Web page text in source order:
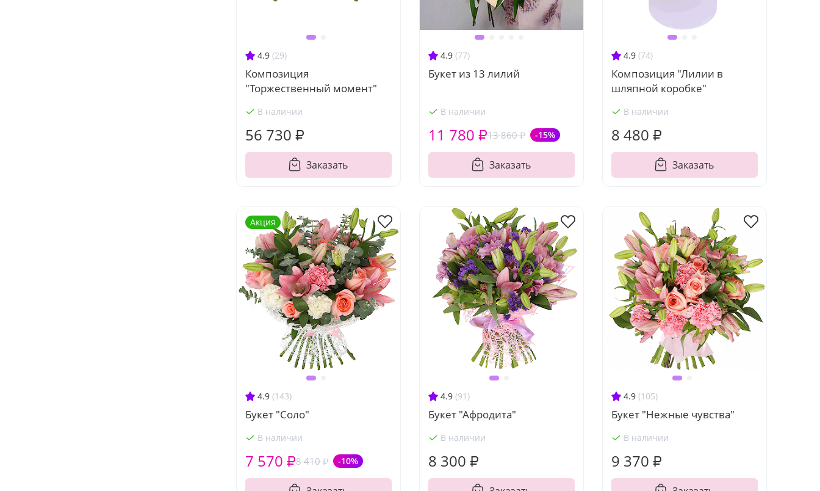
4.9 (29)
Композиция
"Торжественный момент"
В наличии
56 730 ₽
Заказать
4.9 (77)
Букет из 13 лилий
В наличии
13 860 ₽ -15%
11 780 ₽
Заказать
4.9 (74)
Композиция "Лилии в
шляпной коробке"
В наличии
8 480 ₽
Заказать
4.9 (143)
Букет "Соло"
В наличии
8 410 ₽ -10%
7 570 ₽
Акция
4.9 (91)
Букет "Афродита"
В наличии
8 300 ₽
4.9 (105)
Букет "Нежные чувства"
В наличии
9 370 ₽